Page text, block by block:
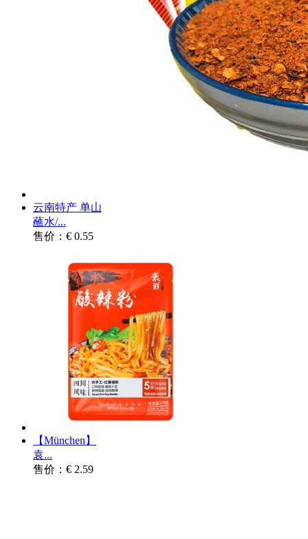
云南特产 单山
蘸水/...
售价：€ 0.55
【München】
袁...
售价：€ 2.59